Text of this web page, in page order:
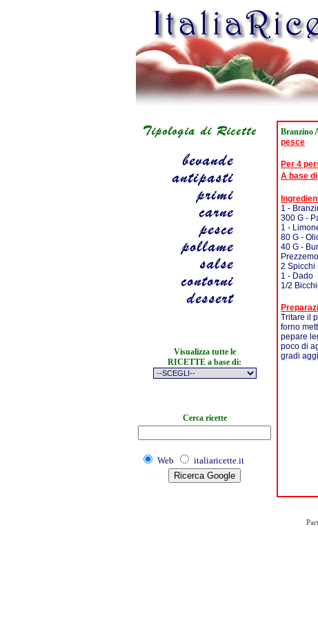
Visualizza tutte le
RICETTE a base di:
Cerca ricette
Web italiaricette.it
Branzino
pesce
Per 4
A base di
1 -
300 G -
1 -
80 G -
40 G -
2 Spicchi
1 - Dado
1/2
Tritare il
forno
pepare
poco di
gradi